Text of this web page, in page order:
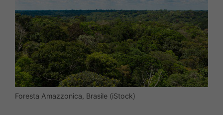
Foresta Amazzonica, Brasile (iStock)